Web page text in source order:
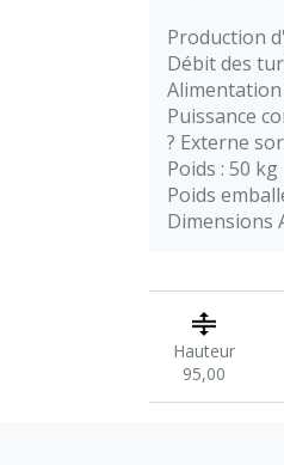
Production
Débit des
Alimentation
Puissance
? Externe
Poids : 50 kg
Poids
Dimensions
Hauteur
95,00